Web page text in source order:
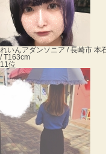
れいんアダンソニア / 長崎市 本
/ T163cm
11位